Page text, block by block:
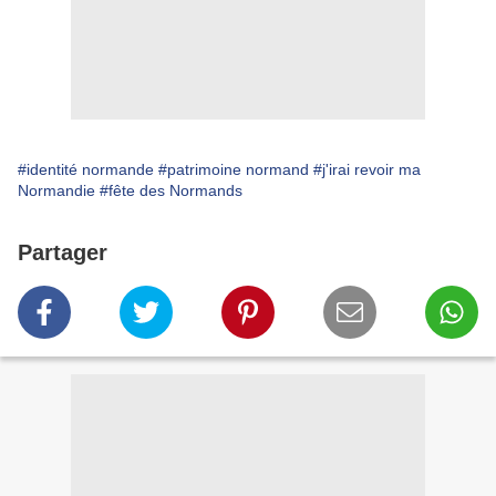
#identité normande #patrimoine normand #j'irai revoir ma
Normandie #fête des Normands
Partager